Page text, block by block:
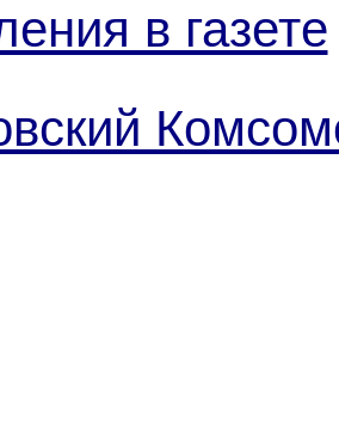
в газете